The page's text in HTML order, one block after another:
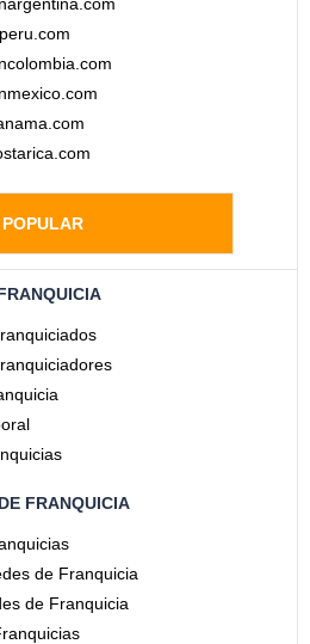
POPULAR
FRANQUICIA
de Franquicia
de Franquicia